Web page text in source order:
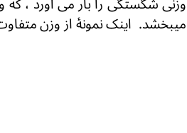
میبخشد. اینک نمونۀ از وزن